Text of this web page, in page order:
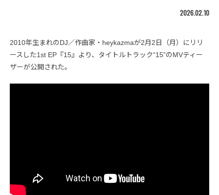
2026.02.10
2010年生まれのDJ／作曲家・heykazmaが2月2日（月）にリリ
ースした1st EP『15』より、タイトルトラック“15”のMVティー
ザーが公開された。